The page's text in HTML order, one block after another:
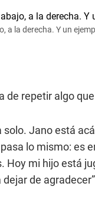
a la derecha. Y un
de repetir algo
solo. Jano está
pasa lo mismo: es
Hoy mi hijo está
de